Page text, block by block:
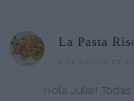
La Pasta
Hola Julia!!